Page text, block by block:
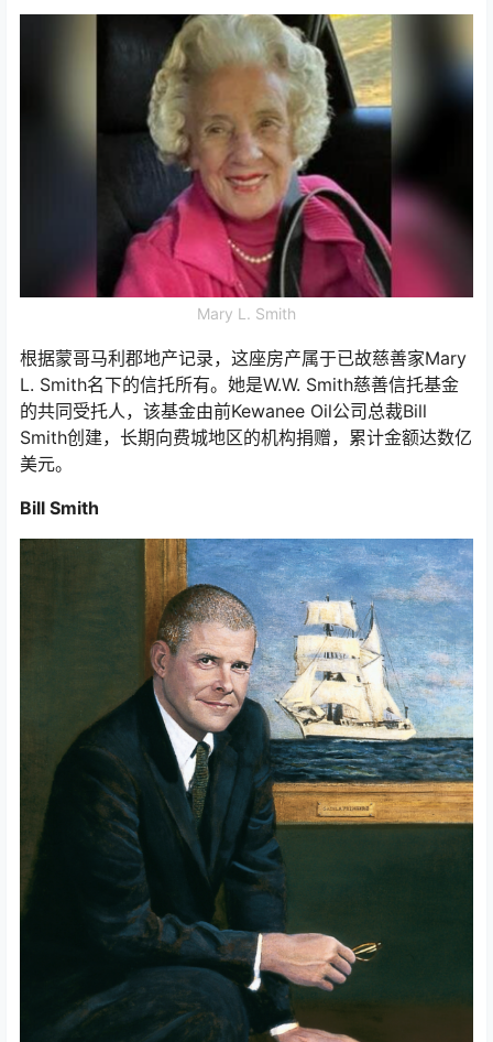
Mary L. Smith
根据蒙哥马利郡地产记录，这座房产属于已故慈善家Mary
L. Smith名下的信托所有。她是W.W. Smith慈善信托基金
的共同受托人，该基金由前Kewanee Oil公司总裁Bill
Smith创建，长期向费城地区的机构捐赠，累计金额达数亿
美元。
Bill Smith